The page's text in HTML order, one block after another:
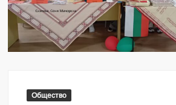
Общество